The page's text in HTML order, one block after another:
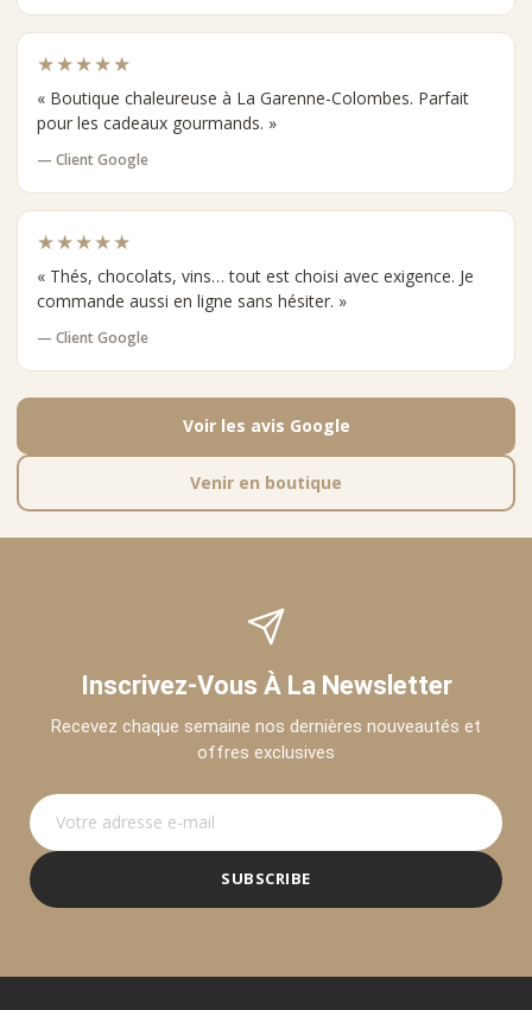
★★★★★
« Boutique chaleureuse à La Garenne-Colombes. Parfait
pour les cadeaux gourmands. »
— Client Google
★★★★★
« Thés, chocolats, vins… tout est choisi avec exigence. Je
commande aussi en ligne sans hésiter. »
— Client Google
Voir les avis Google
Venir en boutique
Inscrivez-Vous À La Newsletter
Recevez chaque semaine nos dernières nouveautés et
offres exclusives
SUBSCRIBE